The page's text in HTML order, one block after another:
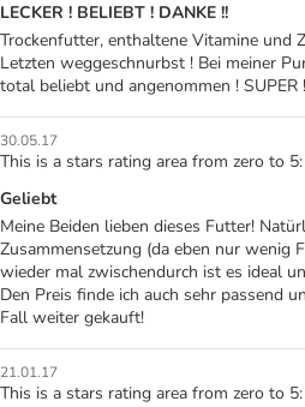
LECKER ! BELIEBT ! DANKE !!
Trockenfutter, enthaltene Vitamine und
Letzten weggeschnurbst ! Bei meiner
total beliebt und angenommen ! SUPER
30.05.17
This is a stars rating area from zero to
Geliebt
Meine Beiden lieben dieses Futter!
Zusammensetzung (da eben nur wenig
wieder mal zwischendurch ist es ideal
Den Preis finde ich auch sehr passend
Fall weiter gekauft!
21.01.17
This is a stars rating area from zero to